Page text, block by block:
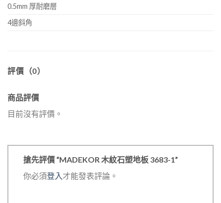
0.5mm 厚耐磨層
4邊斜角
評價（0）
商品評價
目前沒有評價。
搶先評價 “MADEKOR 木紋石塑地板 3683-1”
你必須登入才能發表評論。